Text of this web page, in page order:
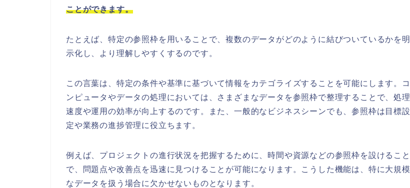
ことができます。
たとえば、特定の参照枠を用いることで、複数のデータがどのように結びついているかを明
示化し、より理解しやすくするのです。
この言葉は、特定の条件や基準に基づいて情報をカテゴライズすることを可能にします。コ
ンピュータやデータの処理においては、さまざまなデータを参照枠で整理することで、処理
速度や運用の効率が向上するのです。また、一般的なビジネスシーンでも、参照枠は目標設
定や業務の進捗管理に役立ちます。
例えば、プロジェクトの進行状況を把握するために、時間や資源などの参照枠を設けること
で、問題点や改善点を迅速に見つけることが可能になります。こうした機能は、特に大規模
なデータを扱う場合に欠かせないものとなります。